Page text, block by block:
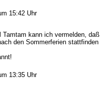
15:42 Uhr
kann ich vermelden, daß
den Sommerferien stattfinden
13:35 Uhr